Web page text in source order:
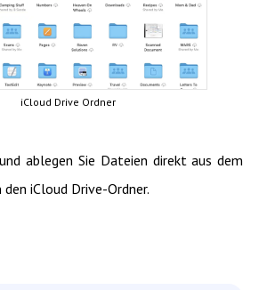
iCloud Drive Ordner
ablegen Sie Dateien direkt aus dem
iCloud Drive-Ordner.